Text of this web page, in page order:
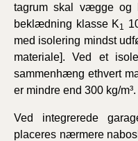
tagrum skal vægge og
beklædning klasse K1
med isolering mindst
materiale]. Ved et
sammenhæng ethvert
er mindre end 300 kg/m³.
Ved integrerede
placeres nærmere